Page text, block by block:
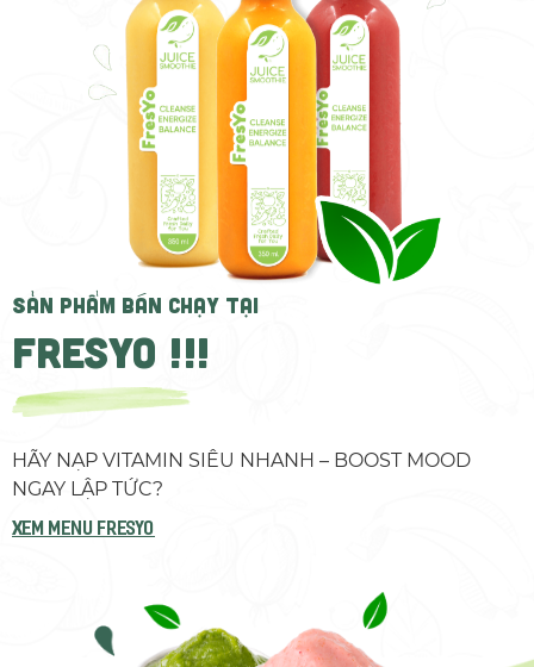
SẢN PHẨM BÁN CHẠY TẠI
FRESYO !!!
HÃY NẠP VITAMIN SIÊU NHANH – BOOST MOOD
NGAY LẬP TỨC?
xem menu fresyo